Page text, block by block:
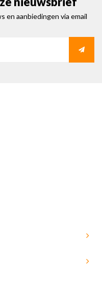
en aanbiedingen via email